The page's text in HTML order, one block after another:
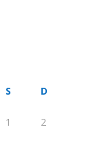
S D
1 2